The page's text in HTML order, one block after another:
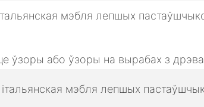
ўзоры або ўзоры на вырабах з дрэва